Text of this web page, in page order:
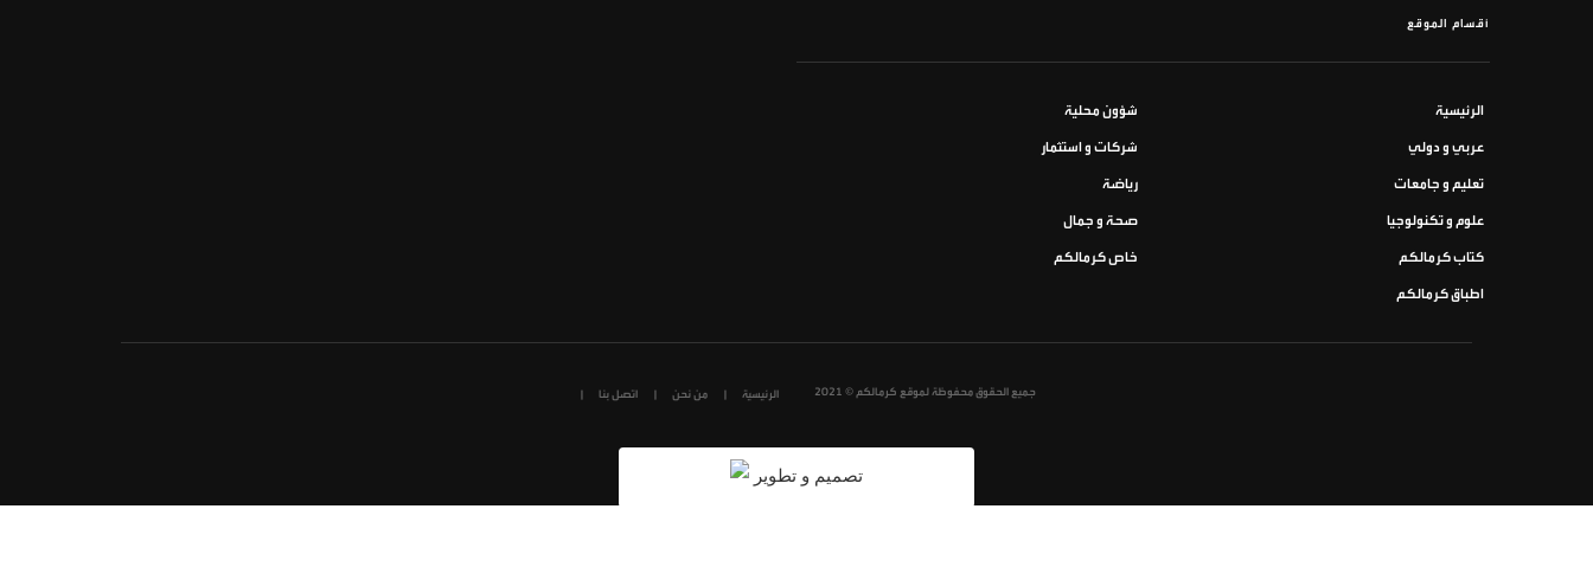
أقسام الموقع
الرئيسية شؤون محلية
عربي و دولي شركات و استثمار
تعليم و جامعات رياضة
علوم و تكنولوجيا صحة و جمال
كتاب كرمالكم خاص كرمالكم
اطباق كرمالكم
جميع الحقوق محفوظة لموقع كرمالكم © 2021 اتصل بنا من نحن الرئيسية
تصميم و تطوير